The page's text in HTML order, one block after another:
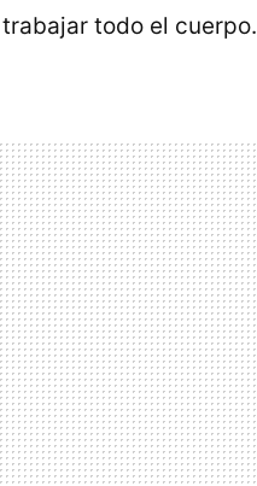
todo el cuerpo.